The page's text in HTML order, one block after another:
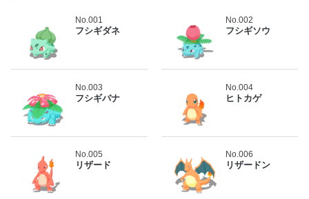
No.001
フシギダネ
No.002
フシギソウ
No.003
フシギバナ
No.004
ヒトカゲ
No.005
リザード
No.006
リザードン